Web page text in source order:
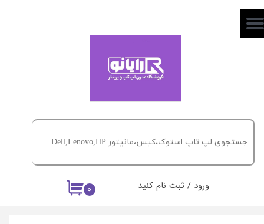
۰ ورود / ثبت نام کنید
حساب کاربری من
خروج از حساب کاربری